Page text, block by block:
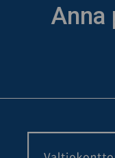
Anna